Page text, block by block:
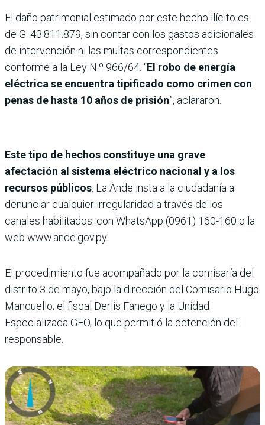
El daño patrimonial estimado por este hecho ilícito es
de G. 43.811.879, sin contar con los gastos adicionales
de intervención ni las multas correspondientes
conforme a la Ley N.º 966/64. “El robo de energía
eléctrica se encuentra tipificado como crimen con
penas de hasta 10 años de prisión”, aclararon.
Este tipo de hechos constituye una grave
afectación al sistema eléctrico nacional y a los
recursos públicos . La Ande insta a la ciudadanía a
denunciar cualquier irregularidad a través de los
canales habilitados: con WhatsApp (0961) 160-160 o la
web www.ande.gov.py.
El procedimiento fue acompañado por la comisaría del
distrito 3 de mayo, bajo la dirección del Comisario Hugo
Mancuello; el fiscal Derlis Fanego y la Unidad
Especializada GEO, lo que permitió la detención del
responsable.